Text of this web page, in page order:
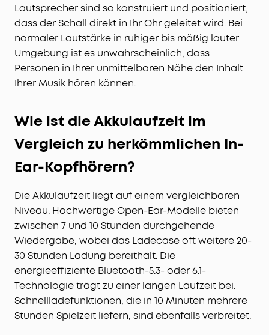
Lautsprecher sind so konstruiert und positioniert,
dass der Schall direkt in Ihr Ohr geleitet wird. Bei
normaler Lautstärke in ruhiger bis mäßig lauter
Umgebung ist es unwahrscheinlich, dass
Personen in Ihrer unmittelbaren Nähe den Inhalt
Ihrer Musik hören können.
Wie ist die Akkulaufzeit im
Vergleich zu herkömmlichen In-
Ear-Kopfhörern?
Die Akkulaufzeit liegt auf einem vergleichbaren
Niveau. Hochwertige Open-Ear-Modelle bieten
zwischen 7 und 10 Stunden durchgehende
Wiedergabe, wobei das Ladecase oft weitere 20-
30 Stunden Ladung bereithält. Die
energieeffiziente Bluetooth-5.3- oder 6.1-
Technologie trägt zu einer langen Laufzeit bei.
Schnellladefunktionen, die in 10 Minuten mehrere
Stunden Spielzeit liefern, sind ebenfalls verbreitet.